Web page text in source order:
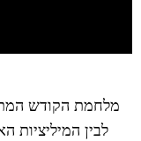
לבין המיליציות